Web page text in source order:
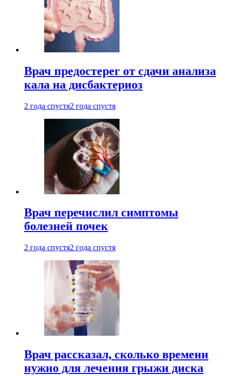
Врач предостерег от сдачи анализа
кала на дисбактериоз
2 года спустя2 года спустя
Врач перечислил симптомы
болезней почек
2 года спустя2 года спустя
Врач рассказал, сколько времени
нужно для лечения грыжи диска